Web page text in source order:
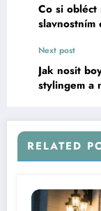
Co si
slavnostním
Next post
Jak nosit
stylingem a
RELATED